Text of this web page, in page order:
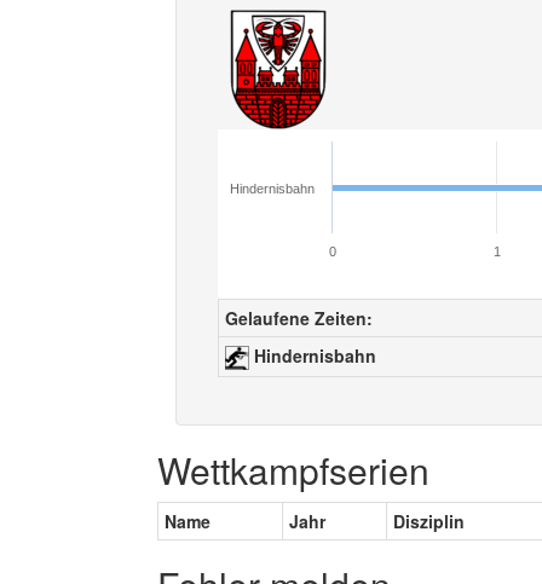
Hindernisbahn
0 1
Gelaufene Zeiten:
Hindernisbahn
Wettkampfserien
Name Jahr Disziplin